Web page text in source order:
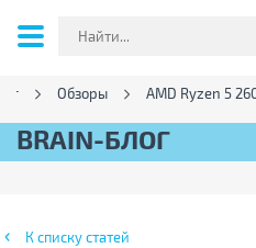
Обзоры AMD Ryzen 5
BRAIN-БЛОГ
К списку статей